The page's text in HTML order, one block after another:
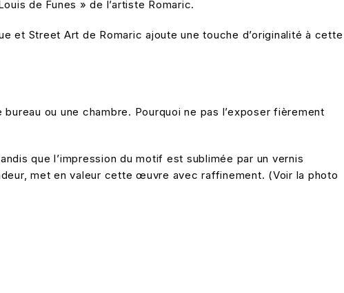
de Funes » de l’artiste Romaric.
Street Art de Romaric ajoute une touche d’originalité à cette
ou une chambre. Pourquoi ne pas l’exposer fièrement
que l’impression du motif est sublimée par un vernis
met en valeur cette œuvre avec raffinement. (Voir la photo